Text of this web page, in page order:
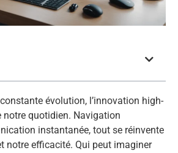
évolution, l’innovation high-
quotidien. Navigation
instantanée, tout se réinvente
notre efficacité. Qui peut imaginer